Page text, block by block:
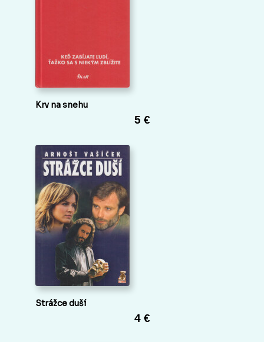
Krv na snehu
5 €
Strážce duší
4 €